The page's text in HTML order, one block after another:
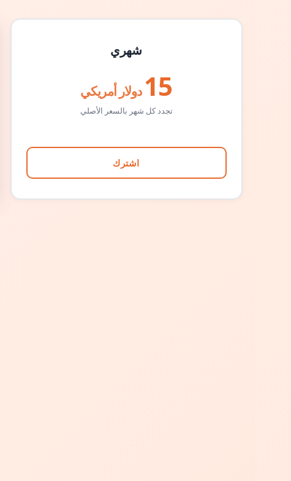
شهري
15 دولار أمريكي
تجدد كل شهر بالسعر الأصلي
اشترك